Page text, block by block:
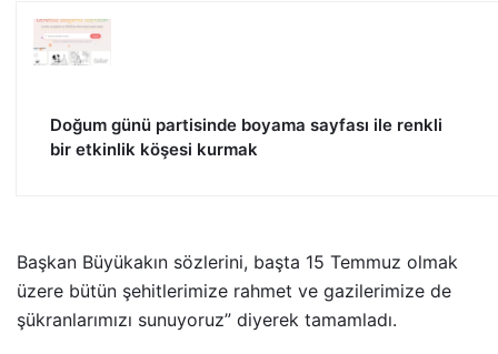
Doğum günü partisinde boyama sayfası ile renkli
bir etkinlik köşesi kurmak
Başkan Büyükakın sözlerini, başta 15 Temmuz olmak
üzere bütün şehitlerimize rahmet ve gazilerimize de
şükranlarımızı sunuyoruz” diyerek tamamladı.